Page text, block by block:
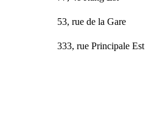
53, rue de la Gare
333, rue Principale Est